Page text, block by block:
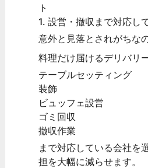
ト
1. 設営・撤収まで対応し
意外と見落とされがちな
料理だけ届けるデリバリ
テーブルセッティング
装飾
ビュッフェ設営
ゴミ回収
撤収作業
まで対応している会社を
担を大幅に減らせます。